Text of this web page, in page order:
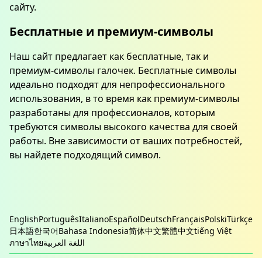
сайту.
Бесплатные и премиум-символы
Наш сайт предлагает как бесплатные, так и
премиум-символы галочек. Бесплатные символы
идеально подходят для непрофессионального
использования, в то время как премиум-символы
разработаны для профессионалов, которым
требуются символы высокого качества для своей
работы. Вне зависимости от ваших потребностей,
вы найдете подходящий символ.
EnglishPortuguêsItalianoEspañolDeutschFrançaisPolskiTürkçe
日本語한국어Bahasa Indonesia简体中文繁體中文tiếng Việt
ภาษาไทยاللغة العربية